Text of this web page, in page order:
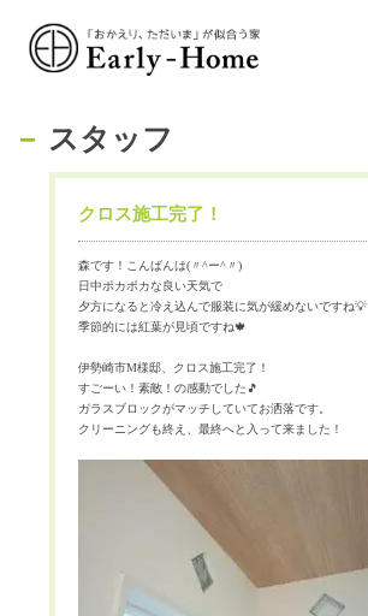
スタッフ
クロス施工完了！
森です！こんばんは(〃^ー^〃)
日中ポカポカな良い天気で
夕方になると冷え込んで服装に気が緩めないですね💡
季節的には紅葉が見頃ですね🍁
伊勢崎市M様邸、クロス施工完了！
すごーい！素敵！の感動でした🎵
ガラスブロックがマッチしていてお洒落です。
クリーニングも終え、最終へと入って来ました！